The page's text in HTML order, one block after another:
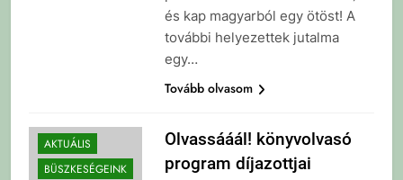
és kap magyarból egy ötöst! A
további helyezettek jutalma
egy…
Tovább olvasom
AKTUÁLIS
BÜSZKESÉGEINK
Olvassááál! könyvolvasó
program díjazottjai